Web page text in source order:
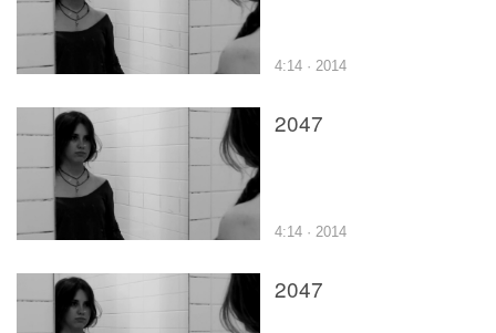
4:14 · 2014
2047
4:14 · 2014
2047